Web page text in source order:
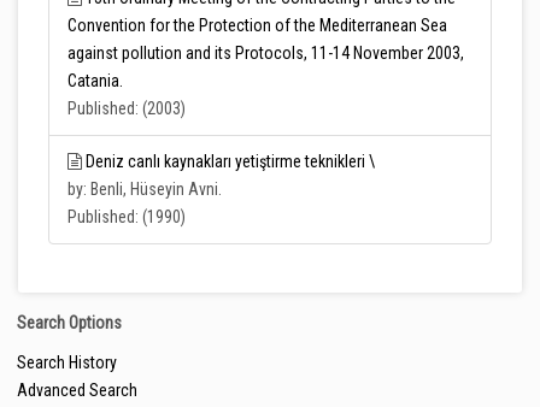
Convention for the Protection of the Mediterranean Sea
against pollution and its Protocols, 11-14 November 2003,
Catania.
Published: (2003)
Deniz canlı kaynakları yetiştirme teknikleri \
by: Benli, Hüseyin Avni.
Published: (1990)
Search Options
Search History
Advanced Search